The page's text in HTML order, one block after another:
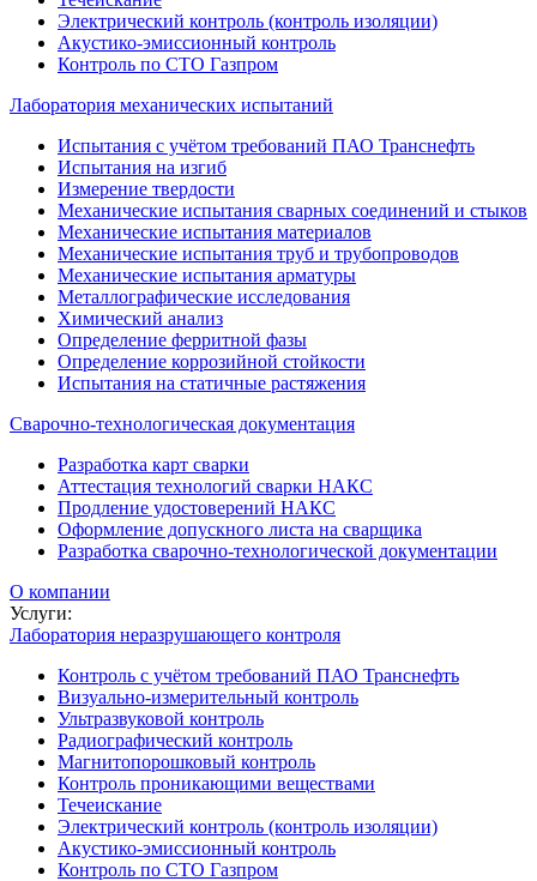
Электрический контроль (контроль изоляции)
Акустико-эмиссионный контроль
Контроль по СТО Газпром
Лаборатория механических испытаний
Испытания с учётом требований ПАО Транснефть
Испытания на изгиб
Измерение твердости
Механические испытания сварных соединений и стыков
Механические испытания материалов
Механические испытания труб и трубопроводов
Механические испытания арматуры
Металлографические исследования
Химический анализ
Определение ферритной фазы
Определение коррозийной стойкости
Испытания на статичные растяжения
Сварочно-технологическая документация
Разработка карт сварки
Аттестация технологий сварки НАКС
Продление удостоверений НАКС
Оформление допускного листа на сварщика
Разработка сварочно-технологической документации
О компании
Услуги:
Лаборатория неразрушающего контроля
Контроль с учётом требований ПАО Транснефть
Визуально-измерительный контроль
Ультразвуковой контроль
Радиографический контроль
Магнитопорошковый контроль
Контроль проникающими веществами
Течеискание
Электрический контроль (контроль изоляции)
Акустико-эмиссионный контроль
Контроль по СТО Газпром